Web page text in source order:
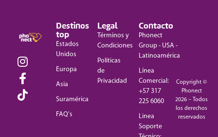
Destinos
top
Estados
Unidos
Europa
Asia
Suramérica
FAQ's
Legal
Términos y
Condiciones
Políticas
de
Privacidad
Contacto
Phonect
Group - USA -
Latinoamérica
Línea
Comercial:
+57 317
225 6060
Linea
Soporte
Copyright ©
Phonect
2026 – Todos
los derechos
reservados